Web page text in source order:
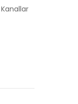
Kanallar